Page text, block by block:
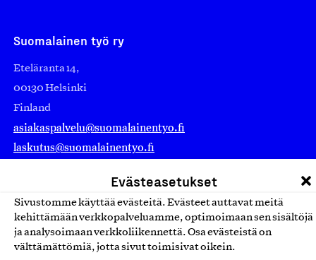
Evästeasetukset
Sivustomme käyttää evästeitä. Evästeet auttavat meitä
kehittämään verkkopalveluamme, optimoimaan sen sisältöjä
ja analysoimaan verkkoliikennettä. Osa evästeistä on
välttämättömiä, jotta sivut toimisivat oikein.
Suomalainen työ ry
Eteläranta 14,
00130 Helsinki
Finland
asiakaspalvelu@suomalainentyo.fi
laskutus@suomalainentyo.fi
Avainlippu